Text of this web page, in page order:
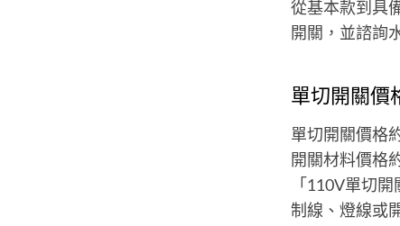
從基本款到具
開關，並諮詢
單切開關價
單切開關價格
開關材料價格
「110V單切
制線、燈線或